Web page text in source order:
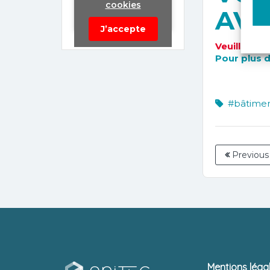
cookies
J’accepte
Veuillez
Pour plus
Previous
Mentions